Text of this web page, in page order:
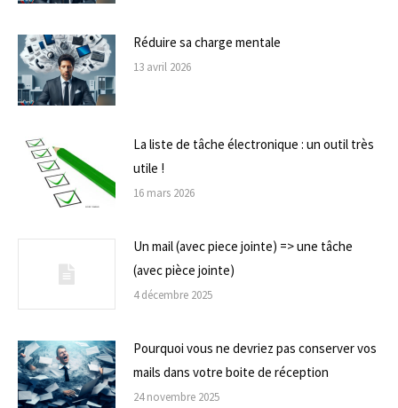
Réduire sa charge mentale
13 avril 2026
La liste de tâche électronique : un outil très
utile !
16 mars 2026
Un mail (avec piece jointe) => une tâche
(avec pièce jointe)
4 décembre 2025
Pourquoi vous ne devriez pas conserver vos
mails dans votre boite de réception
24 novembre 2025